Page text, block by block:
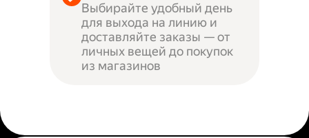
Выбирайте удобный день
для выхода на линию и
доставляйте заказы — от
личных вещей до покупок
из магазинов